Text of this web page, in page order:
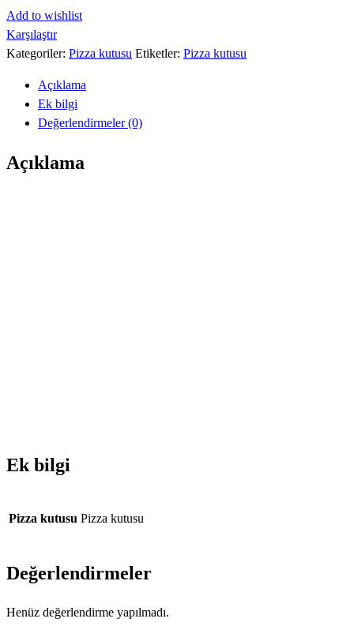
Add to wishlist
Karşılaştır
Kategoriler: Pizza kutusu Etiketler: Pizza kutusu
Açıklama
Ek bilgi
Değerlendirmeler (0)
Açıklama
Ek bilgi
Pizza kutusu Pizza kutusu
Değerlendirmeler
Henüz değerlendirme yapılmadı.